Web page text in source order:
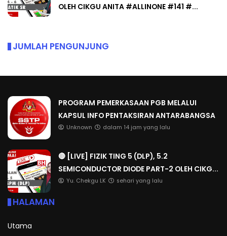
OLEH CIKGU ANITA #ALLINONE #141 #...
JUMLAH PENGUNJUNG
PROGRAM PEMERKASAAN PGB MELALUI
KAPSUL INFO PENTAKSIRAN ANTARABANGSA
Unknown dalam 14 jam yang lalu
🔴 [LIVE] FIZIK TING 5 (DLP), 5.2
SEMICONDUCTOR DIODE PART-2 OLEH CIKG...
Yu. Chekgu LK sehari yang lalu
HALAMAN
Utama